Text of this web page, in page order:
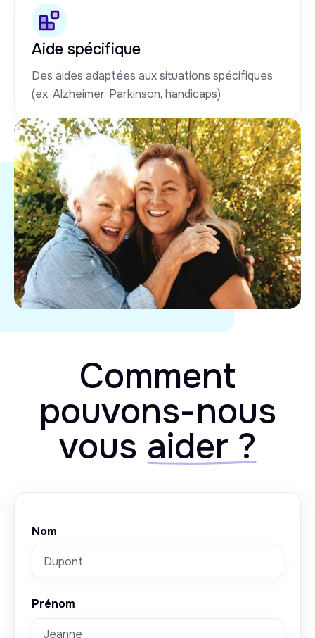
Aide spécifique
Des aides adaptées aux situations spécifiques
(ex. Alzheimer, Parkinson, handicaps)
Comment
pouvons-nous
vous aider ?
Nom
Prénom